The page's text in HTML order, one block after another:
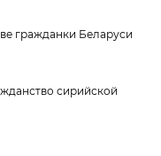
гражданки Беларуси
сирийской